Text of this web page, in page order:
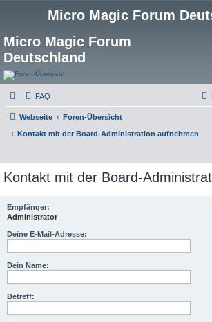
Micro Magic Forum
Micro Magic Forum
Deutschland
FAQ
Webseite
Foren-Übersicht
Kontakt mit der Board-Administration aufnehmen
Kontakt mit der Board-
Empfänger:
Administrator
Deine E-Mail-Adresse:
Dein Name:
Betreff: